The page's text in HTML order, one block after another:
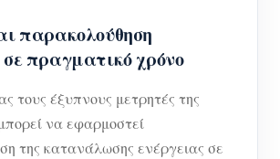
παρακολούθηση
πραγματικό χρόνο
τους έξυπνους μετρητές της
να εφαρμοστεί
της κατανάλωσης ενέργειας σε